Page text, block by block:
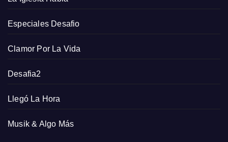
Especiales Desafio
Clamor Por La Vida
Desafia2
Llegó La Hora
Musik & Algo Más